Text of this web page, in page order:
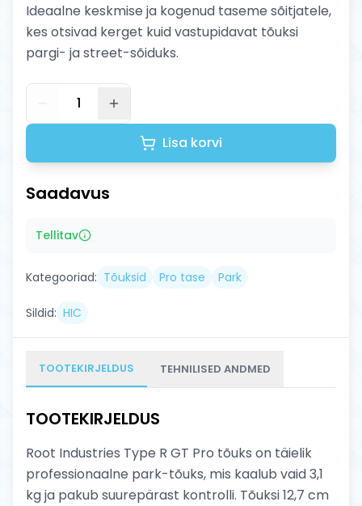
Ideaalne keskmise ja kogenud taseme sõitjatele,
kes otsivad kerget kuid vastupidavat tõuksi
pargi- ja street-sõiduks.
1
Lisa korvi
Saadavus
Tellitav
Kategooriad: Tõuksid Pro tase Park
Sildid: HIC
TOOTEKIRJELDUS TEHNILISED ANDMED
TOOTEKIRJELDUS
Root Industries Type R GT Pro tõuks on täielik
professionaalne park-tõuks, mis kaalub vaid 3,1
kg ja pakub suurepärast kontrolli. Tõuksi 12,7 cm